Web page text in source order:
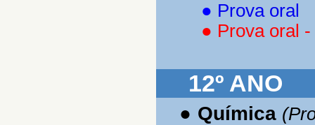
● Prova oral
● Prova oral
12º ANO
● Química